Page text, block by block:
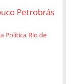
Petrobrás
Política Rio de